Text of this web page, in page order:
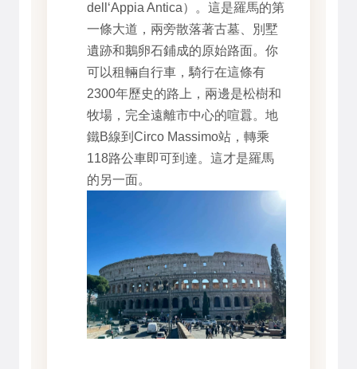
dell‘Appia Antica）。這是羅馬的第
一條大道，兩旁散落著古墓、別墅
遺跡和鵝卵石鋪成的原始路面。你
可以租輛自行車，騎行在這條有
2300年歷史的路上，兩邊是松樹和
牧場，完全遠離市中心的喧囂。地
鐵B線到Circo Massimo站，轉乘
118路公車即可到達。這才是羅馬
的另一面。